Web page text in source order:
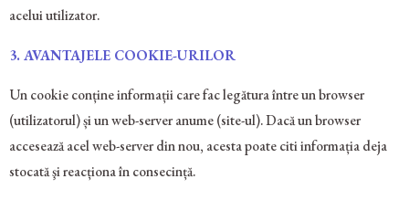
acelui utilizator.
3. AVANTAJELE COOKIE-URILOR
Un cookie conține informații care fac legătura între un browser
(utilizatorul) și un web-server anume (site-ul). Dacă un browser
accesează acel web-server din nou, acesta poate citi informația deja
stocată şi reacționa în consecință.